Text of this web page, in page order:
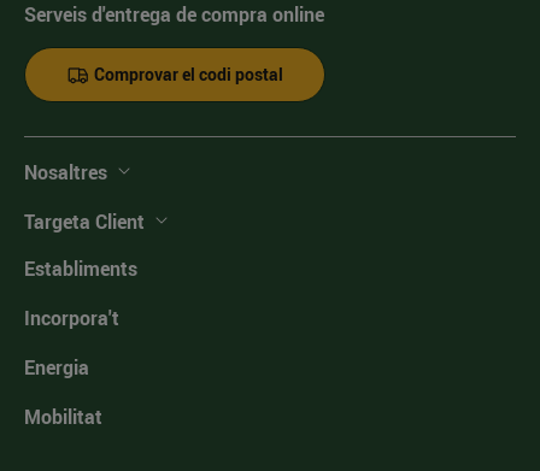
Serveis d'entrega de compra online
Comprovar el codi postal
Nosaltres
Targeta Client
Establiments
Incorpora't
Energia
Mobilitat